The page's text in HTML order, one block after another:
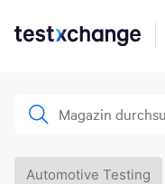
Automotive Testing